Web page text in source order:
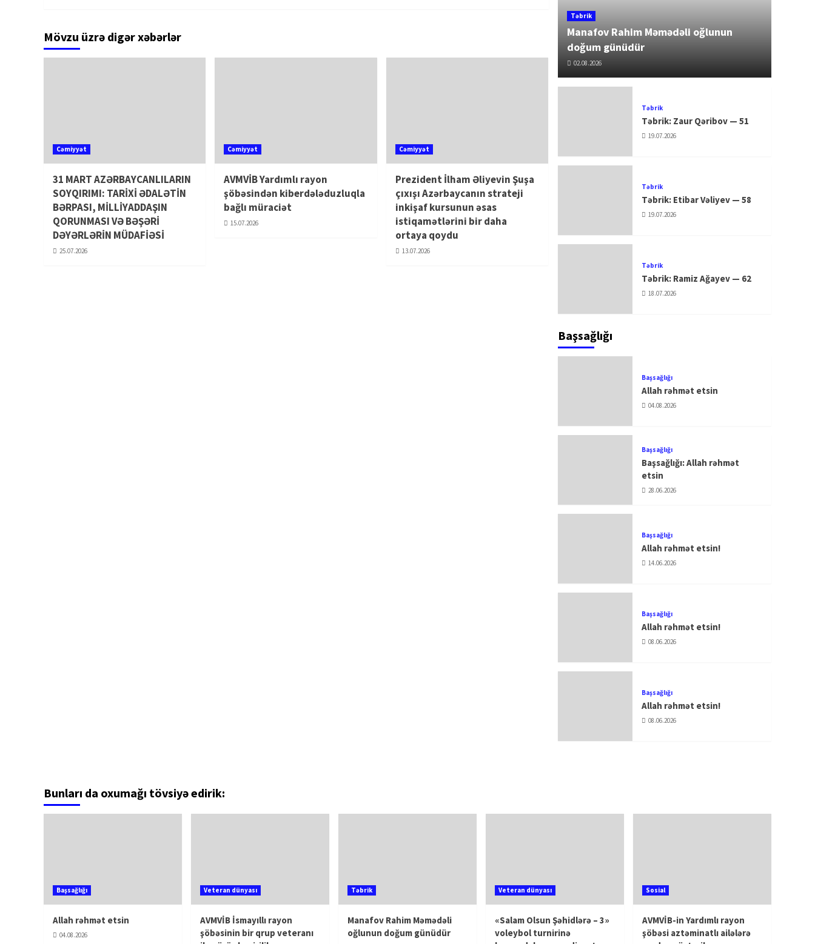
Mövzu üzrə digər xəbərlər
Cəmiyyət
31 MART AZƏRBAYCANLILARIN
SOYQIRIMI: TARİXİ ƏDALƏTİN
BƏRPASI, MİLLİYADDAŞIN
QORUNMASI VƏ BƏŞƏRİ
DƏYƏRLƏRİN MÜDAFİƏSİ
25.07.2026
Cəmiyyət
AVMVİB Yardımlı rayon
şöbəsindən kiberdələduzluqla
bağlı müraciət
15.07.2026
Cəmiyyət
Prezident İlham Əliyevin Şuşa
çıxışı Azərbaycanın strateji
inkişaf kursunun əsas
istiqamətlərini bir daha
ortaya qoydu
13.07.2026
Təbrik
Manafov Rahim Məmədəli oğlunun
doğum günüdür
02.08.2026
Təbrik
Təbrik: Zaur Qəribov — 51
19.07.2026
Təbrik
Təbrik: Etibar Vəliyev — 58
19.07.2026
Təbrik
Təbrik: Ramiz Ağayev — 62
18.07.2026
Başsağlığı
Başsağlığı
Allah rəhmət etsin
04.08.2026
Başsağlığı
Başsağlığı: Allah rəhmət
etsin
28.06.2026
Başsağlığı
Allah rəhmət etsin!
14.06.2026
Başsağlığı
Allah rəhmət etsin!
08.06.2026
Başsağlığı
Allah rəhmət etsin!
08.06.2026
Bunları da oxumağı tövsiyə edirik:
Başsağlığı
Allah rəhmət etsin
04.08.2026
Veteran dünyası
AVMVİB İsmayıllı rayon
şöbəsinin bir qrup veteranı
Təbrik
Manafov Rahim Məmədəli
oğlunun doğum günüdür
Veteran dünyası
«Salam Olsun Şəhidlərə – 3»
voleybol turnirinə
Sosial
AVMVİB-in Yardımlı rayon
şöbəsi aztəminatlı ailələrə